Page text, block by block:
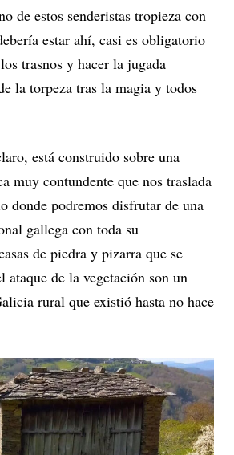
de estos senderistas tropieza con
estar ahí, casi es obligatorio
trasnos y hacer la jugada
la torpeza tras la magia y todos
está construido sobre una
muy contundente que nos traslada
donde podremos disfrutar de una
gallega con toda su
de piedra y pizarra que se
ataque de la vegetación son un
rural que existió hasta no hace